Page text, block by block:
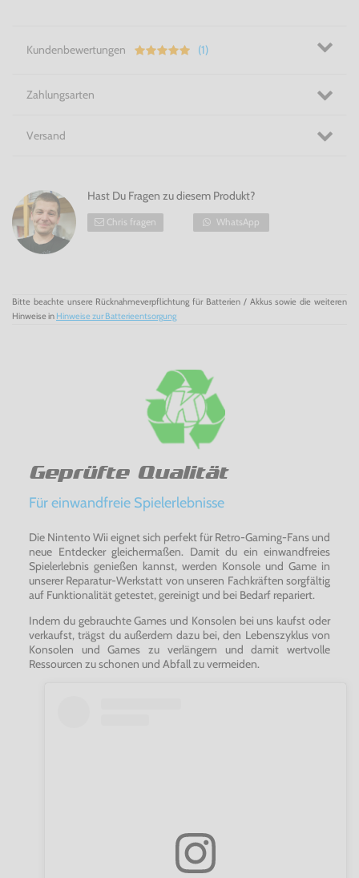
Kundenbewertungen (1)
Zahlungsarten
Versand
Hast Du Fragen zu diesem Produkt?
Chris fragen WhatsApp
Bitte beachte unsere Rücknahmeverpflichtung für Batterien / Akkus sowie die weiteren
Hinweise in Hinweise zur Batterieentsorgung
Geprüfte Qualität
Für einwandfreie Spielerlebnisse
Die Nintento Wii eignet sich perfekt für Retro-Gaming-Fans und
neue Entdecker gleichermaßen. Damit du ein einwandfreies
Spielerlebnis genießen kannst, werden Konsole und Game in
unserer Reparatur-Werkstatt von unseren Fachkräften sorgfältig
auf Funktionalität getestet, gereinigt und bei Bedarf repariert.
Indem du gebrauchte Games und Konsolen bei uns kaufst oder
verkaufst, trägst du außerdem dazu bei, den Lebenszyklus von
Konsolen und Games zu verlängern und damit wertvolle
Ressourcen zu schonen und Abfall zu vermeiden.